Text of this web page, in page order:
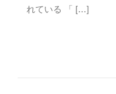
れている 「 […]